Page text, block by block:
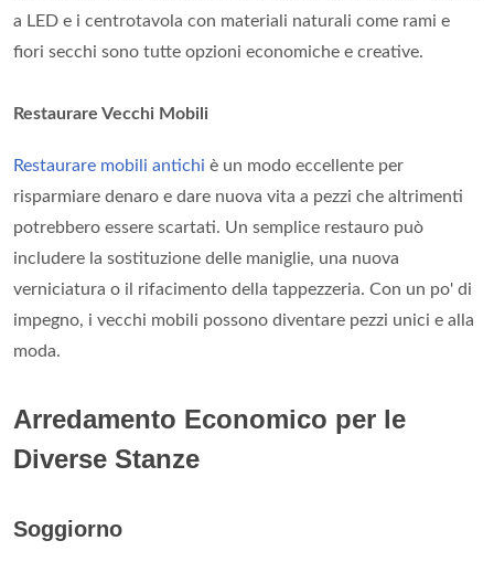
a LED e i centrotavola con materiali naturali come rami e
fiori secchi sono tutte opzioni economiche e creative.
Restaurare Vecchi Mobili
Restaurare mobili antichi è un modo eccellente per
risparmiare denaro e dare nuova vita a pezzi che altrimenti
potrebbero essere scartati. Un semplice restauro può
includere la sostituzione delle maniglie, una nuova
verniciatura o il rifacimento della tappezzeria. Con un po' di
impegno, i vecchi mobili possono diventare pezzi unici e alla
moda.
Arredamento Economico per le
Diverse Stanze
Soggiorno